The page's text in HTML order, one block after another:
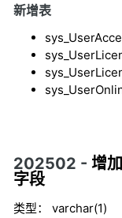
新增表
202502 - 增
字段
类型： varchar(1)